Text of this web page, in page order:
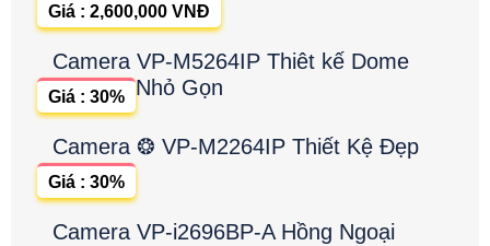
Giá : 2,600,000 VNĐ
Camera VP-M5264IP Thiêt kế Dome
Nhỏ Gọn
Giá : 30%
Camera ❂ VP-M2264IP Thiết Kệ Đẹp
Giá : 30%
Camera VP-i2696BP-A Hồng Ngoại